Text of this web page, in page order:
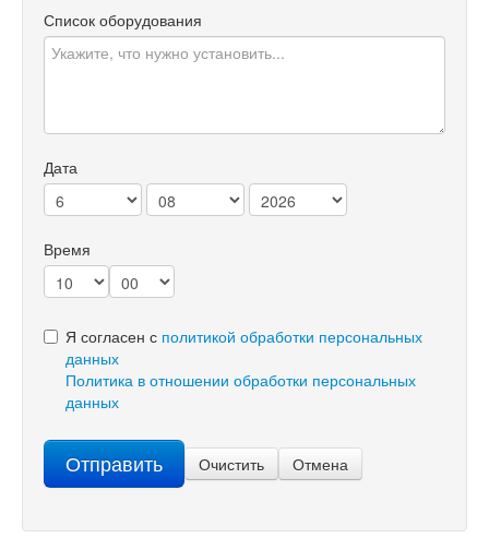
Список оборудования
Дата
Время
Я согласен с политикой обработки персональных
данных
Политика в отношении обработки персональных
данных
Отправить Очистить Отмена